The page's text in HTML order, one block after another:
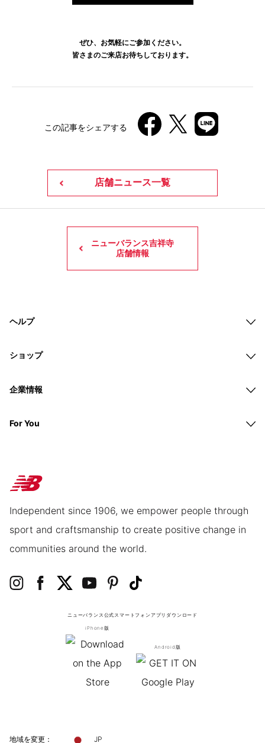
ぜひ、お気軽にご参加ください。
皆さまのご来店お待ちしております。
この記事をシェアする
店舗ニュース一覧
ニューバランス吉祥寺
店舗情報
ヘルプ
ショップ
企業情報
For You
Independent since 1906, we empower people through
sport and craftsmanship to create positive change in
communities around the world.
ニューバランス公式スマートフォンアプリ ダウンロード
iPhone版
Android版
地域を変更： JP